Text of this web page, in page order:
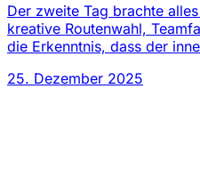
Der zweite Tag brachte
kreative Routenwahl,
die Erkenntnis, dass der
25. Dezember 2025